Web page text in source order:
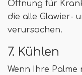
Öffnung für
die alle Glawier-
verursachen.
7. Kühlen
Wenn Ihre